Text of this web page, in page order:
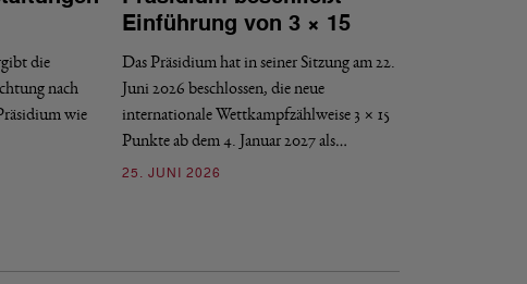
die
nach
wie
Einführung von 3 × 15
Das Präsidium hat in seiner Sitzung am 22.
Juni 2026 beschlossen, die neue
internationale Wettkampfzählweise 3 × 15
Punkte ab dem 4. Januar 2027 als…
25. JUNI 2026